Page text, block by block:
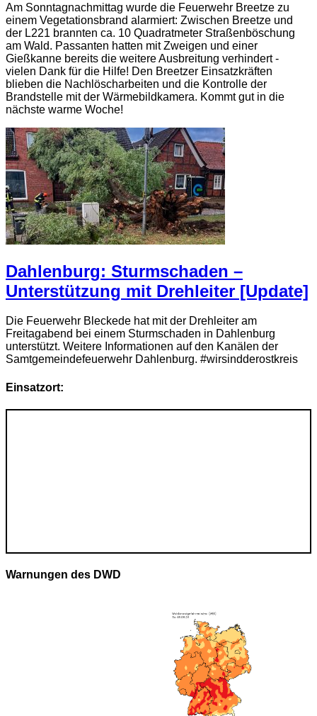
Am Sonntagnachmittag wurde die Feuerwehr Breetze zu
einem Vegetationsbrand alarmiert: Zwischen Breetze und
der L221 brannten ca. 10 Quadratmeter Straßenböschung
am Wald. Passanten hatten mit Zweigen und einer
Gießkanne bereits die weitere Ausbreitung verhindert -
vielen Dank für die Hilfe! Den Breetzer Einsatzkräften
blieben die Nachlöscharbeiten und die Kontrolle der
Brandstelle mit der Wärmebildkamera. Kommt gut in die
nächste warme Woche!
Dahlenburg: Sturmschaden –
Unterstützung mit Drehleiter [Update]
Die Feuerwehr Bleckede hat mit der Drehleiter am
Freitagabend bei einem Sturmschaden in Dahlenburg
unterstützt. Weitere Informationen auf den Kanälen der
Samtgemeindefeuerwehr Dahlenburg. #wirsindderostkreis
Einsatzort:
Warnungen des DWD